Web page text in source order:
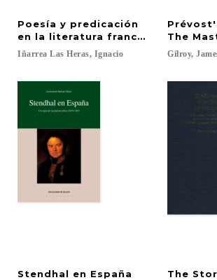
Poesía y predicación
en la literatura francesa
Iñarrea Las Heras, Ignacio
The
Gilroy,
Stendhal en España
The